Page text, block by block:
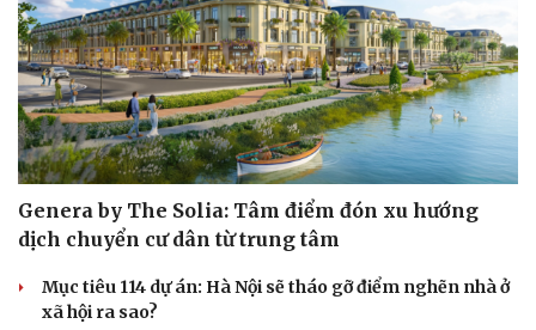
Genera by The Solia: Tâm điểm đón xu hướng
dịch chuyển cư dân từ trung tâm
Mục tiêu 114 dự án: Hà Nội sẽ tháo gỡ điểm nghẽn nhà ở
xã hội ra sao?